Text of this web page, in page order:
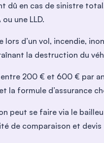
dû en cas de sinistre
une LLD.
lors d’un vol, incendie,
la destruction du
200 € et 600 € par
la formule d’assurance
peut se faire via le
de comparaison et